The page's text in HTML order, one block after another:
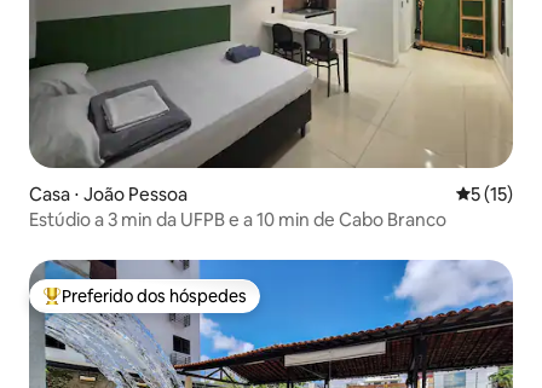
Casa ⋅ João Pessoa 5 de uma
5 (15)
Estúdio a 3 min da UFPB e a 10 min de Cabo Branco
Entre os melhores preferidos dos hóspedes
Preferido dos hóspedes